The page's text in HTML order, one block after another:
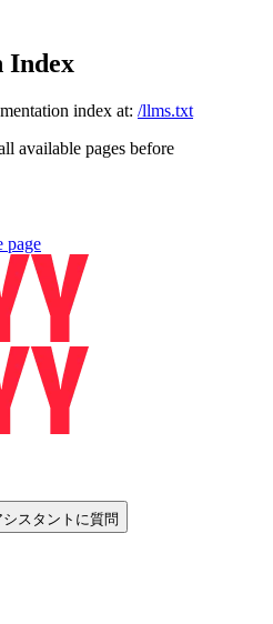
Index
index at: /llms.txt
available pages before
page
シスタントに質問